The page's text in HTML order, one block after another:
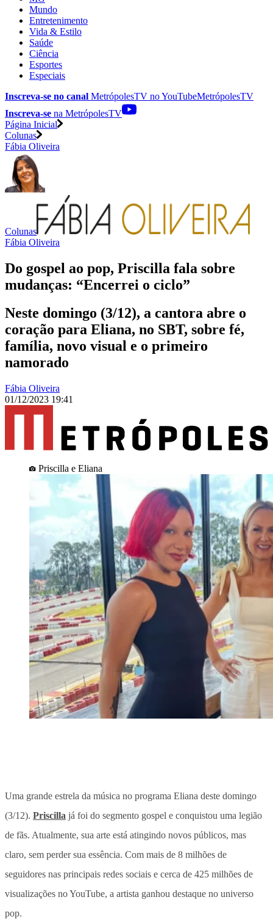
Mundo
Entretenimento
Vida & Estilo
Saúde
Ciência
Esportes
Especiais
Inscreva-se no canal MetrópolesTV noYouTubeMetrópolesTV
Inscreva-se na MetrópolesTV
Página Inicial
Colunas
Fábia Oliveira
Colunas
Fábia Oliveira
Do gospel ao pop, Priscilla fala sobre
mudanças: “Encerrei o ciclo”
Neste domingo (3/12), a cantora abre o
coração para Eliana, no SBT, sobre fé,
família, novo visual e o primeiro
namorado
Fábia Oliveira
01/12/2023 19:41
Priscilla e Eliana
Uma grande estrela da música no programa Eliana deste domingo
(3/12). Priscilla já foi do segmento gospel e conquistou uma legião
de fãs. Atualmente, sua arte está atingindo novos públicos, mas
claro, sem perder sua essência. Com mais de 8 milhões de
seguidores nas principais redes sociais e cerca de 425 milhões de
visualizações no YouTube, a artista ganhou destaque no universo
pop.